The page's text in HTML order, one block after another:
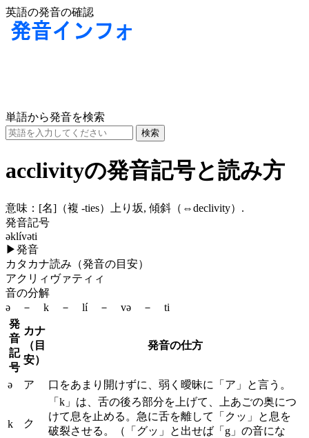
英語の発音の確認
単語から発音を検索
acclivityの発音記号と読み方
意味： [名] （複 -ties）上り坂, 傾斜（⇔declivity）.
発音記号
əklívəti
▶発音
カタカナ読み（発音の目安）
アクリィヴァティィ
音の分解
ə － k － lí － və － ti
発
音
記
号
カナ
（目
安）
発音の仕方
ə ア 口をあまり開けずに、弱く曖昧に「ア」と言う。
k ク
「k」は、舌の後ろ部分を上げて、上あごの奥につ
けて息を止める。急に舌を離して「クッ」と息を
破裂させる。（「グッ」と出せば「g」の音にな